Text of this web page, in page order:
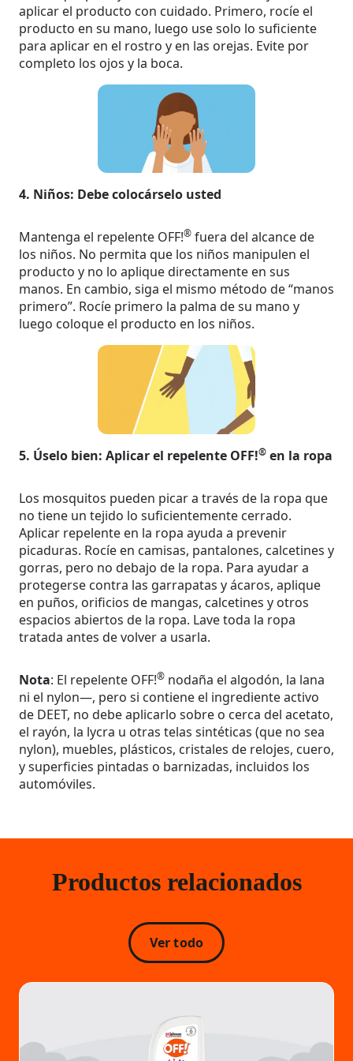
aplicar el producto con cuidado. Primero, rocíe el
producto en su mano, luego use solo lo suficiente
para aplicar en el rostro y en las orejas. Evite por
completo los ojos y la boca.
4. Niños: Debe colocárselo usted
Mantenga el repelente OFF!® fuera del alcance de
los niños. No permita que los niños manipulen el
producto y no lo aplique directamente en sus
manos. En cambio, siga el mismo método de “manos
primero”. Rocíe primero la palma de su mano y
luego coloque el producto en los niños.
5. Úselo bien: Aplicar el repelente OFF!® en la ropa
Los mosquitos pueden picar a través de la ropa que
no tiene un tejido lo suficientemente cerrado.
Aplicar repelente en la ropa ayuda a prevenir
picaduras. Rocíe en camisas, pantalones, calcetines y
gorras, pero no debajo de la ropa. Para ayudar a
protegerse contra las garrapatas y ácaros, aplique
en puños, orificios de mangas, calcetines y otros
espacios abiertos de la ropa. Lave toda la ropa
tratada antes de volver a usarla.
Nota: El repelente OFF!® nodaña el algodón, la lana
ni el nylon—, pero si contiene el ingrediente activo
de DEET, no debe aplicarlo sobre o cerca del acetato,
el rayón, la lycra u otras telas sintéticas (que no sea
nylon), muebles, plásticos, cristales de relojes, cuero,
y superficies pintadas o barnizadas, incluidos los
automóviles.
Productos relacionados
Ver todo